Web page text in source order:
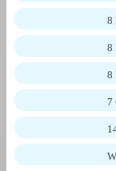
8
8
8
7